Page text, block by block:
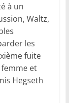
à un
Waltz,
les
fuite
et
Hegseth